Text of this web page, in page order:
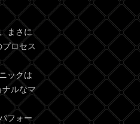
まさに
ロセス
ックは
ルなマ
フォー